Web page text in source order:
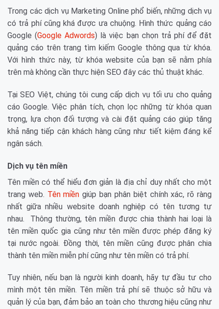
Trong các dịch vụ Marketing Online phổ biến, những dịch vụ
có trả phí cũng khá được ưa chuộng. Hình thức quảng cáo
Google (Google Adwords) là việc bạn chọn trả phí để đặt
quảng cáo trên trang tìm kiếm Google thông qua từ khóa.
Với hình thức này, từ khóa website của bạn sẽ nằm phía
trên mà không cần thực hiện SEO đây các thủ thuật khác.
Tại SEO Việt, chúng tôi cung cấp dịch vụ tối ưu cho quảng
cáo Google. Việc phân tích, chọn lọc những từ khóa quan
trọng, lựa chọn đối tượng và cài đặt quảng cáo giúp tăng
khả năng tiếp cận khách hàng cũng như tiết kiệm đáng kể
ngân sách.
Dịch vụ tên miền
Tên miền có thể hiểu đơn giản là địa chỉ duy nhất cho một
trang web. Tên miền giúp bạn phân biệt chính xác, rõ ràng
nhất giữa nhiều website doanh nghiệp có tên tương tự
nhau. Thông thường, tên miền được chia thành hai loại là
tên miền quốc gia cũng như tên miền được phép đăng ký
tại nước ngoài. Đồng thời, tên miền cũng được phân chia
thành tên miền miễn phí cũng như tên miền có trả phí.
Tuy nhiên, nếu bạn là người kinh doanh, hãy tự đầu tư cho
mình một tên miền. Tên miền trả phí sẽ thuộc sở hữu và
quản lý của bạn, đảm bảo an toàn cho thương hiệu cũng như